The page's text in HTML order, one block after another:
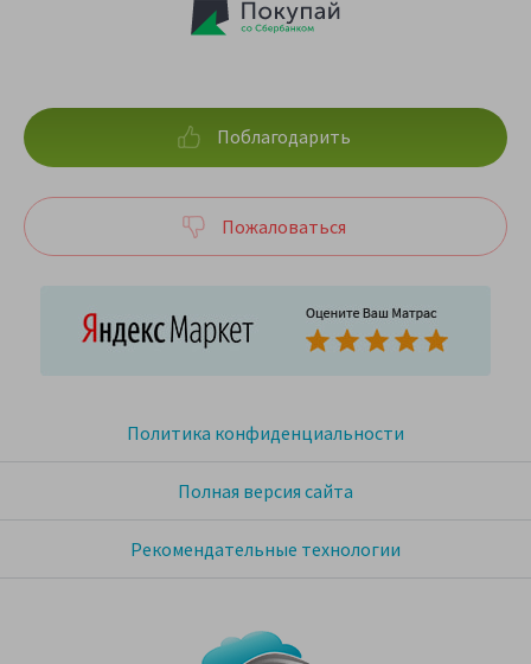
Политика конфиденциальности
Полная версия сайта
Рекомендательные технологии
Поблагодарить
Пожаловаться